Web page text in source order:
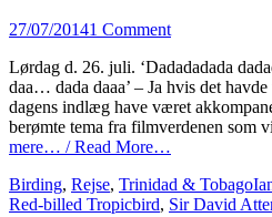
Posted
27/07/20141 Comment
Lørdag d. 26. juli. ‘Dadadadada
daa… dada daaa’ – Ja hvis det
dagens indlæg have været
berømte tema fra filmverdenen som
mere… / Read More…
Categories
Birding, Rejse, Trinidad & Tobago
Red-billed Tropicbird, Sir David